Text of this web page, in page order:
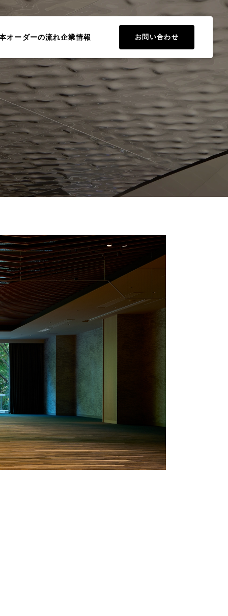
オーダーの流れ企業情報 お問い合わせ